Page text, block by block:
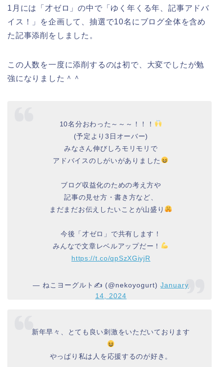
1月には「才ゼロ」の中で「ゆく年くる年、記事アドバ
イス！」を企画して、抽選で10名にブログ全体を含め
た記事添削をしました。
この人数を一度に添削するのは初で、大変でしたが勉
強になりました＾＾
10名分おわった～～～！！！
(予定より3日オーバー)
みなさん伸びしろモリモリで
アドバイスのしがいがありました
ブログ収益化のための考え方や
記事の見せ方・書き方など、
まだまだお伝えしたいことが山盛り
今後「才ゼロ」で共有します！
みんなで文章レベルアップだー！
https://t.co/qpSzXGiyjR
— ねこヨーグルト✍️ (@nekoyogurt)January
14, 2024
新年早々、とても良い刺激をいただいております
やっぱり私は人を応援するのが好き。